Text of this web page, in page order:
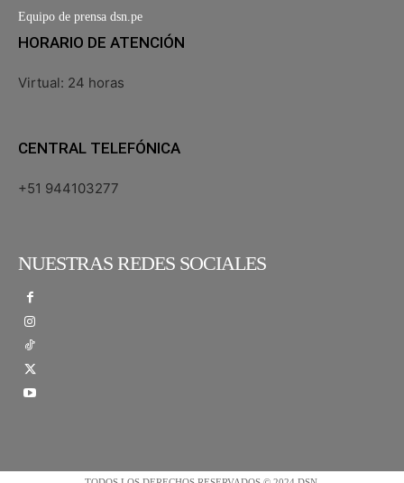
Equipo de prensa dsn.pe
HORARIO DE ATENCIÓN
Virtual: 24 horas
CENTRAL TELEFÓNICA
+51 944103277
NUESTRAS REDES SOCIALES